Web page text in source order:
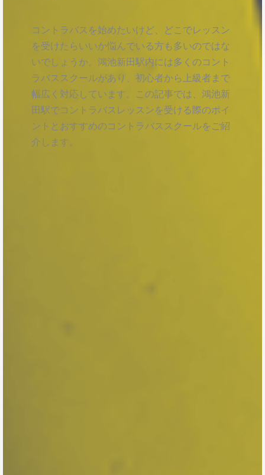
コントラバスを始めたいけど、どこでレッスン
を受けたらいいか悩んでいる方も多いのではな
いでしょうか。鴻池新田駅内には多くのコント
ラバススクールがあり、初心者から上級者まで
幅広く対応しています。この記事では、鴻池新
田駅でコントラバスレッスンを受ける際のポイ
ントとおすすめのコントラバススクールをご紹
介します。